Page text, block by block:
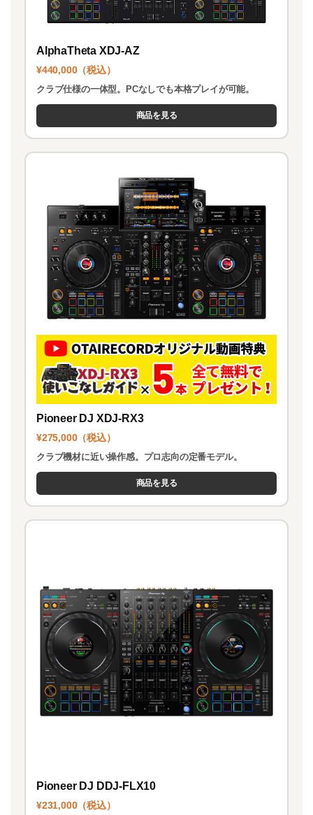
AlphaTheta XDJ-AZ
¥440,000（税込）
クラブ仕様の一体型。PCなしでも本格プレイが可能。
商品を見る
Pioneer DJ XDJ-RX3
¥275,000（税込）
クラブ機材に近い操作感。プロ志向の定番モデル。
商品を見る
Pioneer DJ DDJ-FLX10
¥231,000（税込）